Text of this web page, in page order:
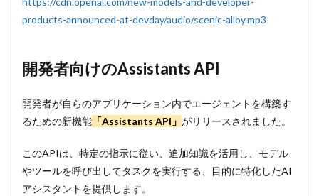
products-announced-at-devday/audio/scenic-alloy.mp3
開発者向けのAssistants API
開発者が自らのアプリケーション内でエージェントを構築す
るための新機能 「Assistants API」 がリリースされました。
このAPIは、特定の指示に従い、追加知識を活用し、モデル
やツールを呼び出してタスクを実行する、目的に特化したAI
アシスタントを提供します。